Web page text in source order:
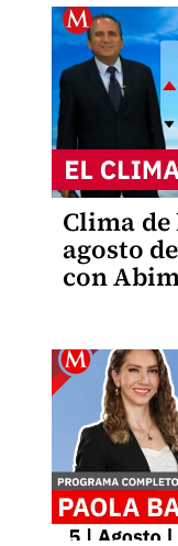
Clima de
agosto
con